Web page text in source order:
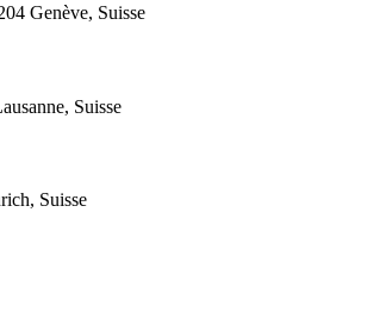
Genève, Suisse
Suisse
Suisse